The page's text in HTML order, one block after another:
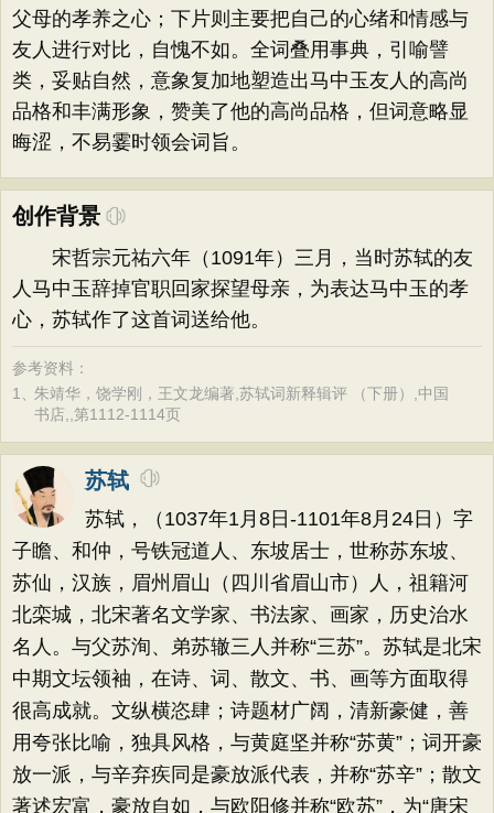
父母的孝养之心；下片则主要把自己的心绪和情感与
友人进行对比，自愧不如。全词叠用事典，引喻譬
类，妥贴自然，意象复加地塑造出马中玉友人的高尚
品格和丰满形象，赞美了他的高尚品格，但词意略显
晦涩，不易霎时领会词旨。
创作背景
宋哲宗元祐六年（1091年）三月，当时苏轼的友
人马中玉辞掉官职回家探望母亲，为表达马中玉的孝
心，苏轼作了这首词送给他。
参考资料：
1、朱靖华，饶学刚，王文龙编著,苏轼词新释辑评 （下册）,中国
书店,,第1112-1114页
苏轼
苏轼，（1037年1月8日-1101年8月24日）字
子瞻、和仲，号铁冠道人、东坡居士，世称苏东坡、
苏仙，汉族，眉州眉山（四川省眉山市）人，祖籍河
北栾城，北宋著名文学家、书法家、画家，历史治水
名人。与父苏洵、弟苏辙三人并称“三苏”。苏轼是北宋
中期文坛领袖，在诗、词、散文、书、画等方面取得
很高成就。文纵横恣肆；诗题材广阔，清新豪健，善
用夸张比喻，独具风格，与黄庭坚并称“苏黄”；词开豪
放一派，与辛弃疾同是豪放派代表，并称“苏辛”；散文
著述宏富，豪放自如，与欧阳修并称“欧苏”，为“唐宋